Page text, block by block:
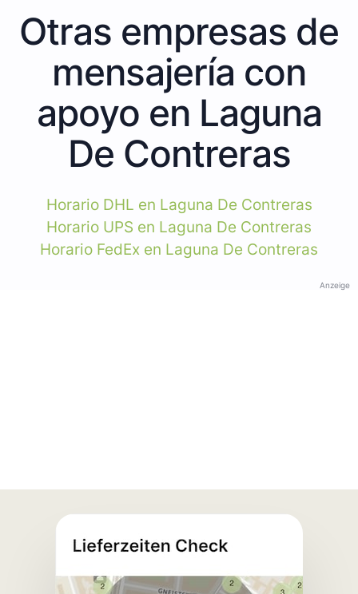
Otras empresas de
mensajería con
apoyo en Laguna
De Contreras
Horario DHL en Laguna De Contreras
Horario UPS en Laguna De Contreras
Horario FedEx en Laguna De Contreras
Anzeige